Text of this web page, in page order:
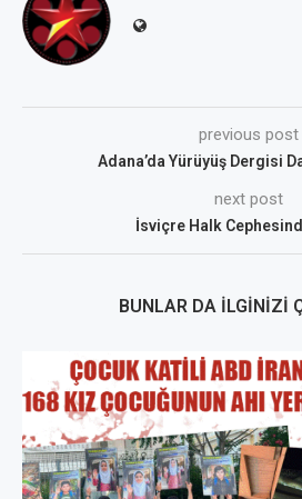
previous post
Adana’da Yürüyüş Dergisi
next post
İsviçre Halk
BUNLAR DA İLGINIZI